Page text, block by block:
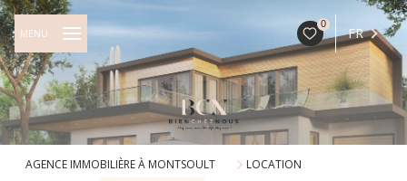
0
FR
MENU
AGENCE IMMOBILIÈRE À MONTSOULT
LOCATION